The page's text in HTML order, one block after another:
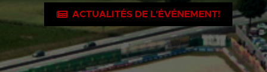
ACTUALITÉS DE L'ÉVÉNEMENT!